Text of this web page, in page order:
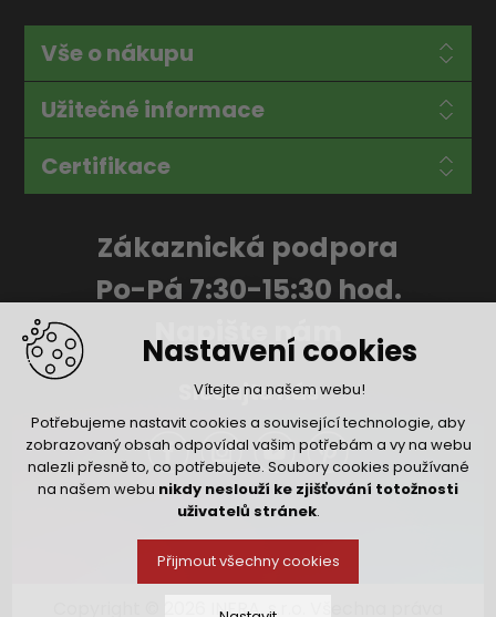
Nastavení cookies
Vítejte na našem webu!
Potřebujeme nastavit cookies a související technologie, aby
zobrazovaný obsah odpovídal vašim potřebám a vy na webu
nalezli přesně to, co potřebujete. Soubory cookies používané
na našem webu nikdy neslouží ke zjišťování totožnosti
uživatelů stránek.
Přijmout všechny cookies
Vše o nákupu
Užitečné informace
Certifikace
Zákaznická podpora
Po-Pá 7:30-15:30 hod.
Napište nám
Sledujte nás
Copyright © 2026 INFRA, s.r.o. Všechna práva